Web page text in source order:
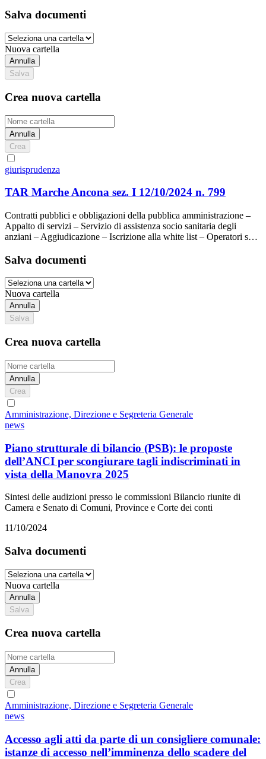
Salva documenti
Nuova cartella
Annulla
Salva
Crea nuova cartella
Annulla
Crea
giurisprudenza
TAR Marche Ancona sez. I 12/10/2024 n. 799
Contratti pubblici e obbligazioni della pubblica amministrazione –
Appalto di servizi – Servizio di assistenza socio sanitaria degli
anziani – Aggiudicazione – Iscrizione alla white list – Operatori s…
Salva documenti
Nuova cartella
Annulla
Salva
Crea nuova cartella
Annulla
Crea
Amministrazione, Direzione e Segreteria Generale
news
Piano strutturale di bilancio (PSB): le proposte
dell’ANCI per scongiurare tagli indiscriminati in
vista della Manovra 2025
Sintesi delle audizioni presso le commissioni Bilancio riunite di
Camera e Senato di Comuni, Province e Corte dei conti
11/10/2024
Salva documenti
Nuova cartella
Annulla
Salva
Crea nuova cartella
Annulla
Crea
Amministrazione, Direzione e Segreteria Generale
news
Accesso agli atti da parte di un consigliere comunale:
istanze di accesso nell’imminenza dello scadere del